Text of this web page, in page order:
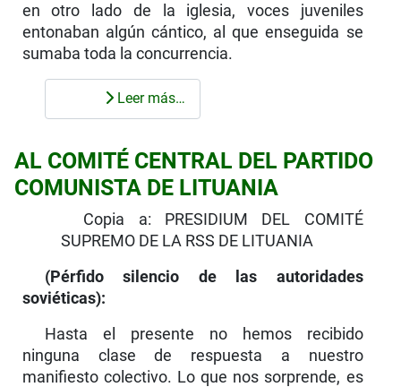
en otro lado de la iglesia, voces juveniles
entonaban algún cántico, al que enseguida se
sumaba toda la concurrencia.
Leer más…
AL COMITÉ CENTRAL DEL PARTIDO
COMUNISTA DE LITUANIA
Copia a: PRESIDIUM DEL COMITÉ
SUPREMO DE LA RSS DE LITUANIA
(Pérfido silencio de las autoridades
soviéticas):
Hasta el presente no hemos recibido
ninguna clase de respuesta a nuestro
manifiesto colectivo. Lo que nos sorprende, es